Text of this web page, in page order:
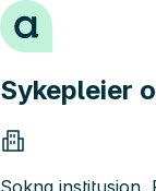
Hopp til innhold
Sykepleier
Sokna institusjon,